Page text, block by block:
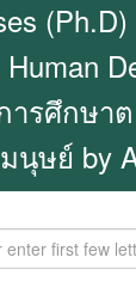
รศึกษา
ษย์ by